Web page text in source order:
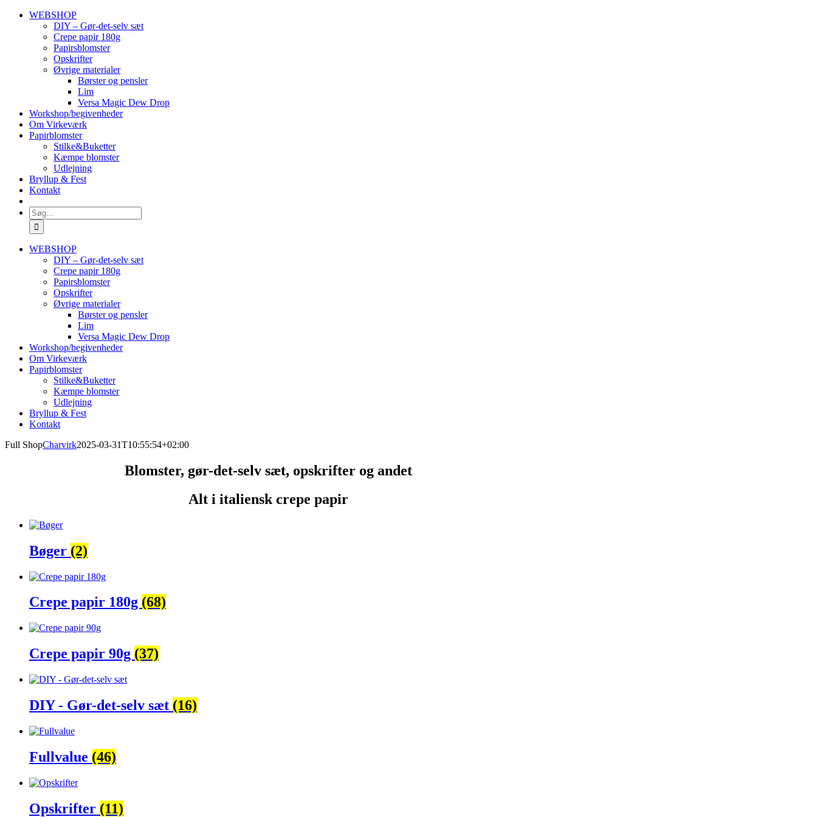
Skip
WEBSHOP
DIY – Gør-det-selv sæt
Crepe papir 180g
Papirsblomster
Opskrifter
Øvrige materialer
Børster og pensler
Lim
Versa Magic Dew Drop
Workshop/begivenheder
Om Virkeværk
Papirblomster
Stilke&Buketter
Kæmpe blomster
Udlejning
Bryllup & Fest
Kontakt
Søg
efter:
WEBSHOP
DIY – Gør-det-selv sæt
Crepe papir 180g
Papirsblomster
Opskrifter
Øvrige materialer
Børster og pensler
Lim
Versa Magic Dew Drop
Workshop/begivenheder
Om Virkeværk
Papirblomster
Stilke&Buketter
Kæmpe blomster
Udlejning
Bryllup & Fest
Kontakt
Full ShopCharvirk2025-03-31T10:55:54+02:00
Blomster, gør-det-selv sæt, opskrifter og andet
Alt i italiensk crepe papir
Bøger (2)
Crepe papir 180g (68)
Crepe papir 90g (37)
DIY - Gør-det-selv sæt (16)
Fullvalue (46)
Opskrifter (11)